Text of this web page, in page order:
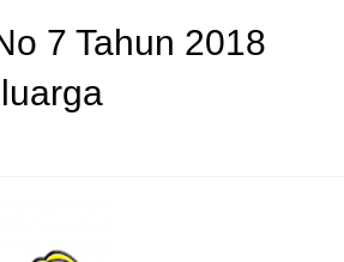
7 Tahun 2018